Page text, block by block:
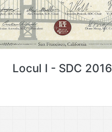
Locul I - SDC 2016